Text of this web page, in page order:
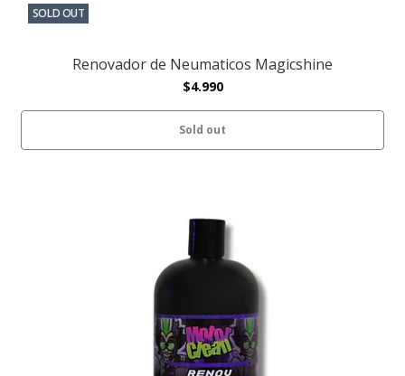
SOLD OUT
Renovador de Neumaticos Magicshine
$4.990
Sold out